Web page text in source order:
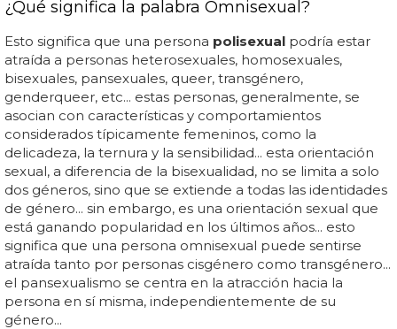
¿Qué significa la palabra Omnisexual?
Esto significa que una persona polisexual podría estar
atraída a personas heterosexuales, homosexuales,
bisexuales, pansexuales, queer, transgénero,
genderqueer, etc... estas personas, generalmente, se
asocian con características y comportamientos
considerados típicamente femeninos, como la
delicadeza, la ternura y la sensibilidad... esta orientación
sexual, a diferencia de la bisexualidad, no se limita a solo
dos géneros, sino que se extiende a todas las identidades
de género... sin embargo, es una orientación sexual que
está ganando popularidad en los últimos años... esto
significa que una persona omnisexual puede sentirse
atraída tanto por personas cisgénero como transgénero...
el pansexualismo se centra en la atracción hacia la
persona en sí misma, independientemente de su
género...